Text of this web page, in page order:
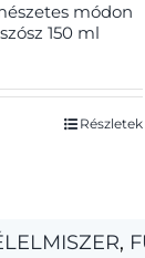
módon
150 ml
Részletek
,